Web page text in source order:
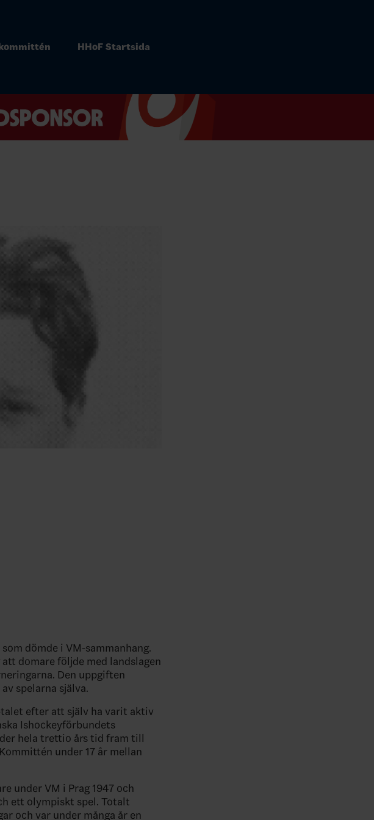
HHoF Startsida
dömde i VM-sammanhang.
domare följde med landslagen
Den uppgiften
spelarna själva.
efter att själv ha varit aktiv
Ishockeyförbundets
hela trettio års tid fram till
under 17 år mellan
under VM i Prag 1947 och
ett olympiskt spel. Totalt
och var under många år en